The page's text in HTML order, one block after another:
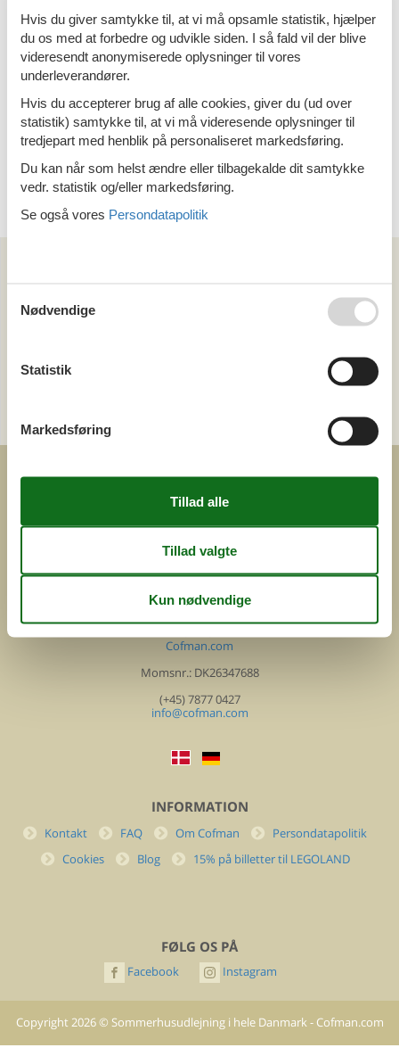
Sommerhus - 8 personer - 63800 -
Soini
Emne nr.: 319-FI1350.602.1
8 personer
Sommerhus - 8 personer - 63800 -
Soini
Emne nr.: 319-FI1350.608.1
8 personer
COFMAN.COM
ved
Feline Holidays A/S
Nygade 8b. 2. th
DK-7400 Herning
Cofman.com
Momsnr.: DK26347688
(+45) 7877 0427
info@cofman.com
INFORMATION
Kontakt FAQ Om Cofman
Persondatapolitik
Cookies
Blog 15% på billetter til LEGOLAND
FØLG OS PÅ
Facebook Instagram
Copyright 2026© Sommerhusudlejning i hele Danmark - Cofman.com
Hvis du giver samtykke til, at vi må opsamle statistik, hjælper
du os med at forbedre og udvikle siden. I så fald vil der blive
videresendt anonymiserede oplysninger til vores
underleverandører.
Hvis du accepterer brug af alle cookies, giver du (ud over
statistik) samtykke til, at vi må videresende oplysninger til
tredjepart med henblik på personaliseret markedsføring.
Du kan når som helst ændre eller tilbagekalde dit samtykke
vedr. statistik og/eller markedsføring.
Se også vores Persondatapolitik
Nødvendige
Statistik
Markedsføring